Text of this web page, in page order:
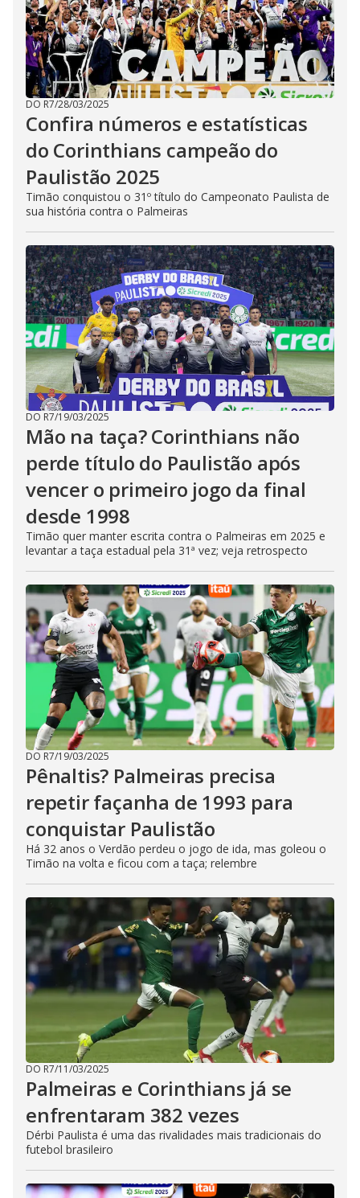
DO R7/28/03/2025
Confira números e estatísticas
do Corinthians campeão do
Paulistão 2025
Timão conquistou o 31º título do Campeonato Paulista de
sua história contra o Palmeiras
DO R7/19/03/2025
Mão na taça? Corinthians não
perde título do Paulistão após
vencer o primeiro jogo da final
desde 1998
Timão quer manter escrita contra o Palmeiras em 2025 e
levantar a taça estadual pela 31ª vez; veja retrospecto
DO R7/19/03/2025
Pênaltis? Palmeiras precisa
repetir façanha de 1993 para
conquistar Paulistão
Há 32 anos o Verdão perdeu o jogo de ida, mas goleou o
Timão na volta e ficou com a taça; relembre
DO R7/11/03/2025
Palmeiras e Corinthians já se
enfrentaram 382 vezes
Dérbi Paulista é uma das rivalidades mais tradicionais do
futebol brasileiro